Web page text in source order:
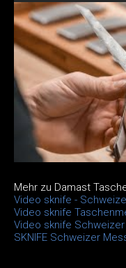
Mehr zu Damast
Video sknife -
Video sknife
Video sknife
SKNIFE Schweizer